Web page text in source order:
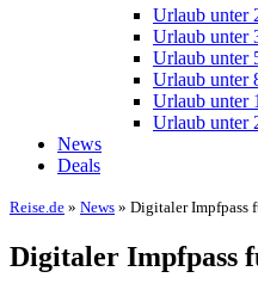
Urlaub unter
Urlaub unter
Urlaub unter
Urlaub unter
Urlaub unter
Urlaub unter
News
Deals
Reise.de » News » Digitaler Impfpass
Digitaler Impfpass